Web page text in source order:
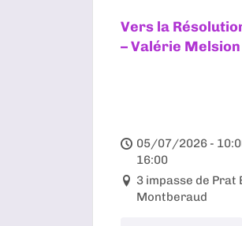
Vers la
– Valérie Melsion
05/07/2026 -
16:00
3 impasse de Prat
Montberaud